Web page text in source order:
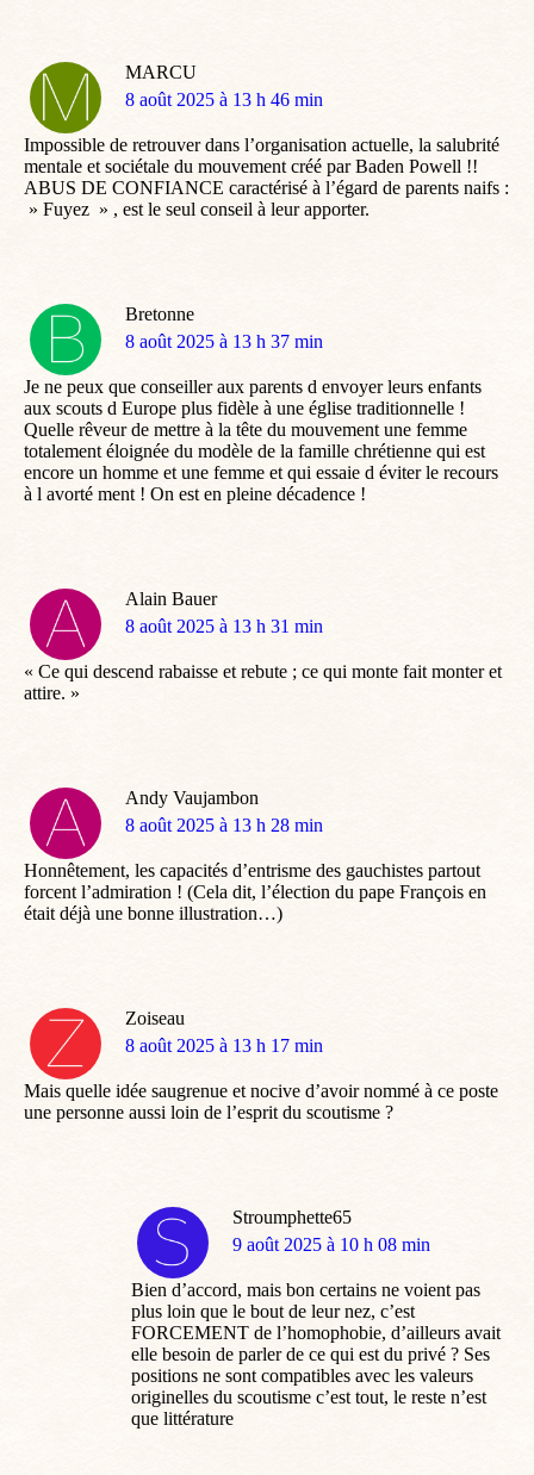
MARCU
dit
8 août 2025 à 13 h 46 min
Impossible de retrouver dans l’organisation actuelle, la salubrité
mentale et sociétale du mouvement créé par Baden Powell !!
ABUS DE CONFIANCE caractérisé à l’égard de parents naifs :
» Fuyez » , est le seul conseil à leur apporter.
Bretonne
dit
8 août 2025 à 13 h 37 min
Je ne peux que conseiller aux parents d envoyer leurs enfants
aux scouts d Europe plus fidèle à une église traditionnelle !
Quelle rêveur de mettre à la tête du mouvement une femme
totalement éloignée du modèle de la famille chrétienne qui est
encore un homme et une femme et qui essaie d éviter le recours
à l avorté ment ! On est en pleine décadence !
Alain Bauer
dit
8 août 2025 à 13 h 31 min
« Ce qui descend rabaisse et rebute ; ce qui monte fait monter et
attire. »
Andy Vaujambon
dit
8 août 2025 à 13 h 28 min
Honnêtement, les capacités d’entrisme des gauchistes partout
forcent l’admiration ! (Cela dit, l’élection du pape François en
était déjà une bonne illustration…)
Zoiseau
dit
8 août 2025 à 13 h 17 min
Mais quelle idée saugrenue et nocive d’avoir nommé à ce poste
une personne aussi loin de l’esprit du scoutisme ?
Stroumphette65
dit
9 août 2025 à 10 h 08 min
Bien d’accord, mais bon certains ne voient pas
plus loin que le bout de leur nez, c’est
FORCEMENT de l’homophobie, d’ailleurs avait
elle besoin de parler de ce qui est du privé ? Ses
positions ne sont compatibles avec les valeurs
originelles du scoutisme c’est tout, le reste n’est
que littérature